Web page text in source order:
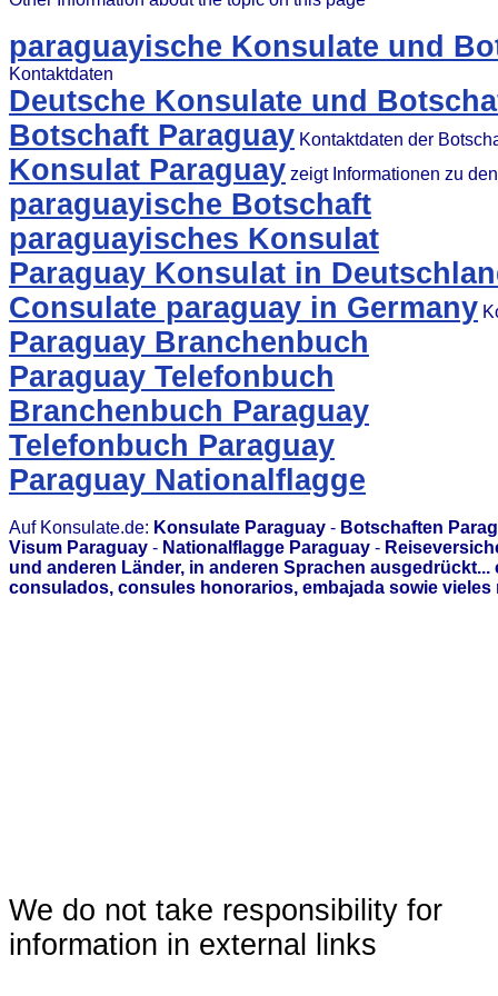
paraguayische Konsulate und
Kontaktdaten
Deutsche Konsulate und
Botschaft Paraguay Kontaktdaten der
Konsulat Paraguay zeigt Informationen zu
paraguayische Botschaft
paraguayisches Konsulat
Paraguay Konsulat in
Consulate paraguay in Germany
Paraguay Branchenbuch
Paraguay Telefonbuch
Branchenbuch Paraguay
Telefonbuch Paraguay
Paraguay Nationalflagge
Auf Konsulate.de: Konsulate Paraguay - Botschaften
Visum Paraguay - Nationalflagge Paraguay -
und anderen Länder, in anderen Sprachen
consulados, consules honorarios, embajada sowie vieles
We do not take responsibility for
information in external links